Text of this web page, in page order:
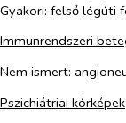
Gyakori: felső légúti
Immunrendszeri
Nem ismert:
Pszichiátriai kórképek